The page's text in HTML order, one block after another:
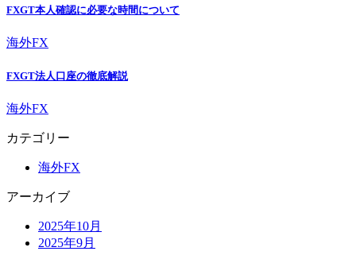
FXGT本人確認に必要な時間について
海外FX
FXGT法人口座の徹底解説
海外FX
カテゴリー
海外FX
アーカイブ
2025年10月
2025年9月